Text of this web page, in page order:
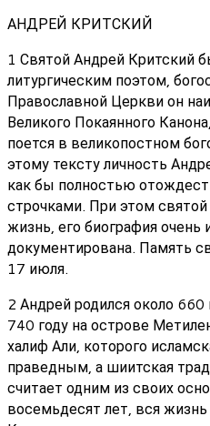
АНДРЕЙ КРИТСКИЙ
1 Святой Андрей Критский
литургическим поэтом,
Православной Церкви он
Великого Покаянного
поется в великопостном
этому тексту личность
как бы полностью
строчками. При этом
жизнь, его биография очень
документирована. Память
17 июля.
2 Андрей родился около
740 году на острове
халиф Али, которого
праведным, а шиитская
считает одним из своих
восемьдесят лет, вся